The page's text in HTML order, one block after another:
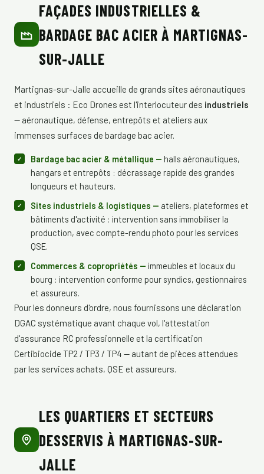
FAÇADES INDUSTRIELLES &
BARDAGE BAC ACIER À MARTIGNAS-
SUR-JALLE
Martignas-sur-Jalle accueille de grands sites aéronautiques
et industriels : Eco Drones est l'interlocuteur des industriels
— aéronautique, défense, entrepôts et ateliers aux
immenses surfaces de bardage bac acier.
Bardage bac acier & métallique — halls aéronautiques,
hangars et entrepôts : décrassage rapide des grandes
longueurs et hauteurs.
Sites industriels & logistiques — ateliers, plateformes et
bâtiments d'activité : intervention sans immobiliser la
production, avec compte-rendu photo pour les services
QSE.
Commerces & copropriétés — immeubles et locaux du
bourg : intervention conforme pour syndics, gestionnaires
et assureurs.
Pour les donneurs d'ordre, nous fournissons une déclaration
DGAC systématique avant chaque vol, l'attestation
d'assurance RC professionnelle et la certification
Certibiocide TP2 / TP3 / TP4 — autant de pièces attendues
par les services achats, QSE et assureurs.
LES QUARTIERS ET SECTEURS
DESSERVIS À MARTIGNAS-SUR-
JALLE